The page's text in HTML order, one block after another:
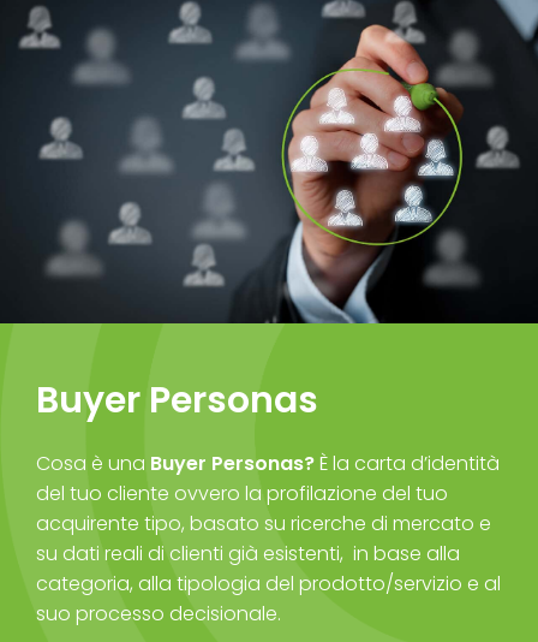
Buyer Personas
Cosa è una Buyer Personas?È la carta d’identità
del tuo cliente ovvero la profilazione del tuo
acquirente tipo, basato su ricerche di mercato e
su dati reali di clienti già esistenti, in base alla
categoria, alla tipologia del prodotto/servizio e al
suo processo decisionale.